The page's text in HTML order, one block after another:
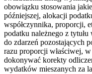
obowiązku stosowania
późniejszej, alokacji
współczynnika, proporcji,
podatku należnego z
do zdarzeń pozostających
razu proporcji właściwej,
dokonywać korekty
wydatków mieszanych za